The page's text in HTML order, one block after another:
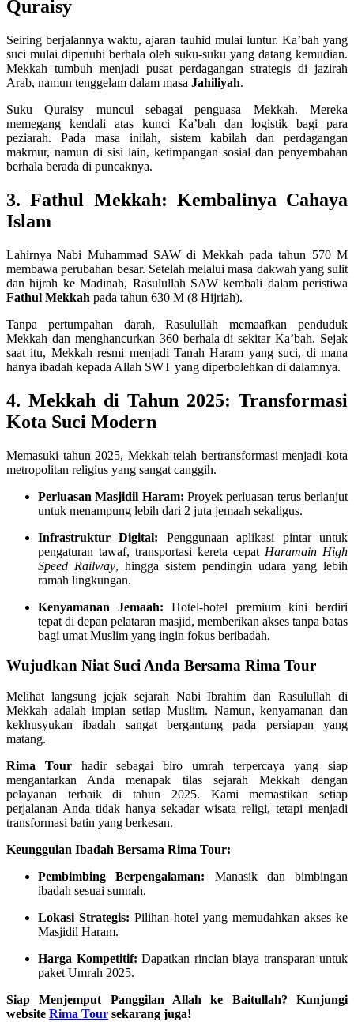
Quraisy
Seiring berjalannya waktu, ajaran tauhid mulai luntur. Ka’bah yang
suci mulai dipenuhi berhala oleh suku-suku yang datang kemudian.
Mekkah tumbuh menjadi pusat perdagangan strategis di jazirah
Arab, namun tenggelam dalam masa Jahiliyah.
Suku Quraisy muncul sebagai penguasa Mekkah. Mereka
memegang kendali atas kunci Ka’bah dan logistik bagi para
peziarah. Pada masa inilah, sistem kabilah dan perdagangan
makmur, namun di sisi lain, ketimpangan sosial dan penyembahan
berhala berada di puncaknya.
3. Fathul Mekkah: Kembalinya Cahaya
Islam
Lahirnya Nabi Muhammad SAW di Mekkah pada tahun 570 M
membawa perubahan besar. Setelah melalui masa dakwah yang sulit
dan hijrah ke Madinah, Rasulullah SAW kembali dalam peristiwa
Fathul Mekkah pada tahun 630 M (8 Hijriah).
Tanpa pertumpahan darah, Rasulullah memaafkan penduduk
Mekkah dan menghancurkan 360 berhala di sekitar Ka’bah. Sejak
saat itu, Mekkah resmi menjadi Tanah Haram yang suci, di mana
hanya ibadah kepada Allah SWT yang diperbolehkan di dalamnya.
4. Mekkah di Tahun 2025: Transformasi
Kota Suci Modern
Memasuki tahun 2025, Mekkah telah bertransformasi menjadi kota
metropolitan religius yang sangat canggih.
Perluasan Masjidil Haram: Proyek perluasan terus berlanjut
untuk menampung lebih dari 2 juta jemaah sekaligus.
Infrastruktur Digital: Penggunaan aplikasi pintar untuk
pengaturan tawaf, transportasi kereta cepat Haramain High
Speed Railway, hingga sistem pendingin udara yang lebih
ramah lingkungan.
Kenyamanan Jemaah: Hotel-hotel premium kini berdiri
tepat di depan pelataran masjid, memberikan akses tanpa batas
bagi umat Muslim yang ingin fokus beribadah.
Wujudkan Niat Suci Anda Bersama Rima Tour
Melihat langsung jejak sejarah Nabi Ibrahim dan Rasulullah di
Mekkah adalah impian setiap Muslim. Namun, kenyamanan dan
kekhusyukan ibadah sangat bergantung pada persiapan yang
matang.
Rima Tour hadir sebagai biro umrah terpercaya yang siap
mengantarkan Anda menapak tilas sejarah Mekkah dengan
pelayanan terbaik di tahun 2025. Kami memastikan setiap
perjalanan Anda tidak hanya sekadar wisata religi, tetapi menjadi
transformasi batin yang berkesan.
Keunggulan Ibadah Bersama Rima Tour:
Pembimbing Berpengalaman: Manasik dan bimbingan
ibadah sesuai sunnah.
Lokasi Strategis: Pilihan hotel yang memudahkan akses ke
Masjidil Haram.
Harga Kompetitif: Dapatkan rincian biaya transparan untuk
paket Umrah 2025.
Siap Menjemput Panggilan Allah ke Baitullah? Kunjungi
website Rima Tour sekarang juga!